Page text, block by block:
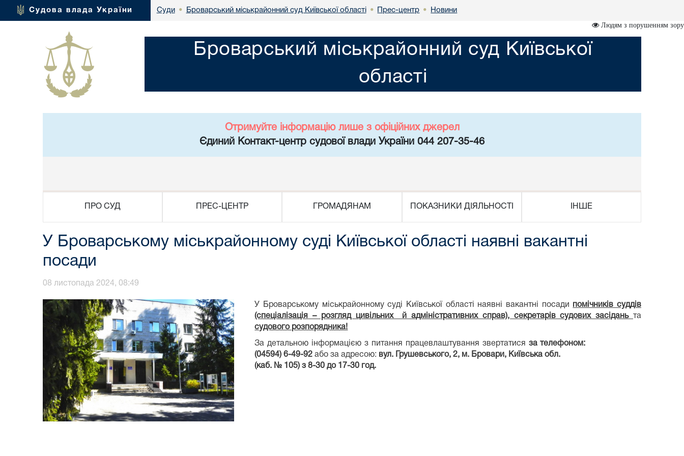
Судова влада України Суди • Броварський міськрайонний суд Київської області • Прес-центр • Новини
Людям з порушенням зору
Броварський міськрайонний суд Київської
області
Отримуйте інформацію лише з офіційних джерел
Єдиний Контакт-центр судової влади України 044 207-35-46
ПРО СУД ПРЕС-ЦЕНТР ГРОМАДЯНАМ ПОКАЗНИКИ ДІЯЛЬНОСТІ ІНШЕ
У Броварському міськрайонному суді Київської області наявні вакантні
посади
08 листопада 2024, 08:49
У Броварському міськрайонному суді Київської області наявні вакантні посади помічників суддів
(спеціалізація – розгляд цивільних й адміністративних справ), секретарів судових засідань та
судового розпорядника!
За детальною інформацією з питання працевлаштування звертатися за телефоном:
(04594) 6-49-92або за адресою: вул. Грушевського, 2, м. Бровари, Київська обл.
(каб. № 105) з 8-30 до 17-30 год.